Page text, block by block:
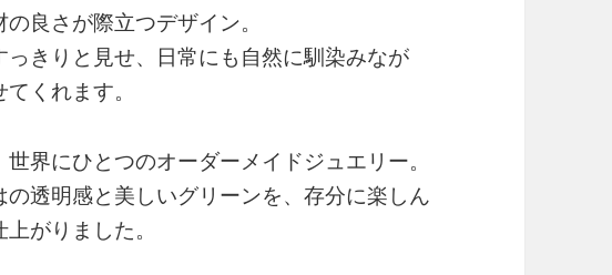
良さが際立つデザイン。
きりと見せ、日常にも自然に馴染みなが
くれます。
界にひとつのオーダーメイドジュエリー。
透明感と美しいグリーンを、存分に楽しん
がりました。